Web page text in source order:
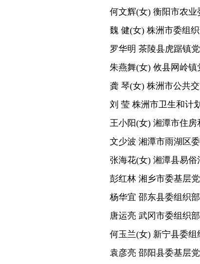
何文辉(女) 衡阳市农
魏 健(女) 株洲市委组
罗华明 茶陵县虎踞镇
朱燕舞(女) 攸县网岭镇
龚 琴(女) 株洲市公共
刘 莹 株洲市卫生和计
王小阳(女) 湘潭市住
文少波 湘潭市雨湖区
张海花(女) 湘潭县易
彭红林 湘乡市委基层
杨华宜 邵东县委组织
唐运亮 武冈市委组织
何玉兰(女) 新宁县委
袁彦亮 邵阳县委基层